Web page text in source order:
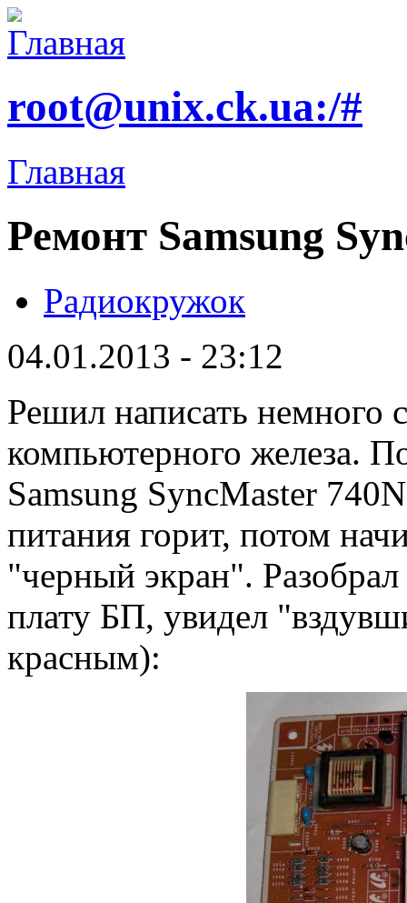
root@unix.ck.ua:/#
Главная
Ремонт Samsung
Радиокружок
04.01.2013 - 23:12
Решил написать немного
компьютерного железа.
Samsung SyncMaster
питания горит, потом
"черный экран".
плату БП, увидел
красным):